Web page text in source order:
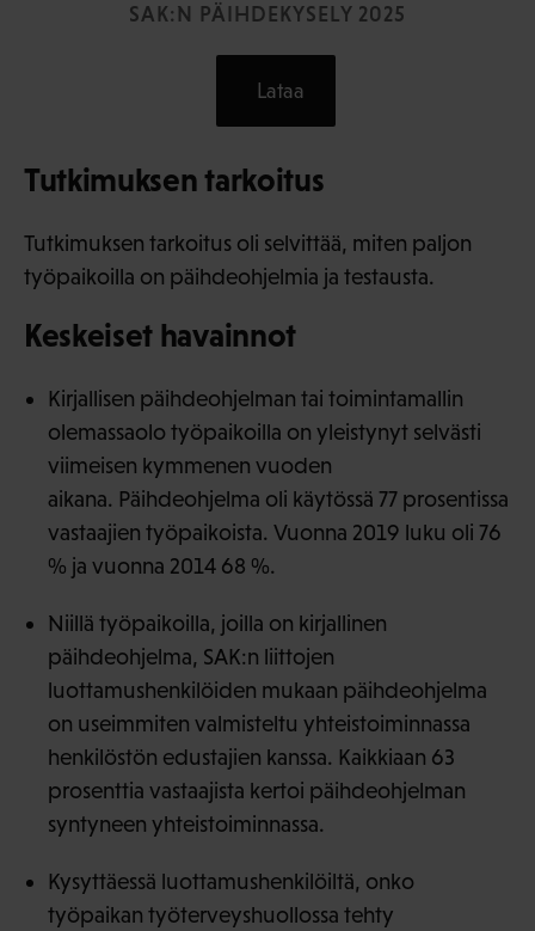
SAK:N PÄIHDEKYSELY 2025
Lataa
Tutkimuksen tarkoitus
Tutkimuksen tarkoitus oli selvittää, miten paljon
työpaikoilla on päihdeohjelmia ja testausta.
Keskeiset havainnot
Kirjallisen päihdeohjelman tai toimintamallin
olemassaolo työpaikoilla on yleistynyt selvästi
viimeisen kymmenen vuoden
aikana. Päihdeohjelma oli käytössä 77 prosentissa
vastaajien työpaikoista. Vuonna 2019 luku oli 76
% ja vuonna 2014 68 %.
Niillä työpaikoilla, joilla on kirjallinen
päihdeohjelma, SAK:n liittojen
luottamushenkilöiden mukaan päihdeohjelma
on useimmiten valmisteltu yhteistoiminnassa
henkilöstön edustajien kanssa. Kaikkiaan 63
prosenttia vastaajista kertoi päihdeohjelman
syntyneen yhteistoiminnassa.
Kysyttäessä luottamushenkilöiltä, onko
työpaikan työterveyshuollossa tehty